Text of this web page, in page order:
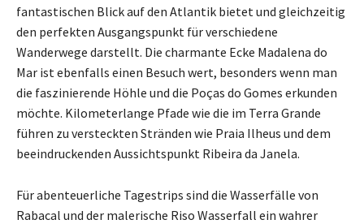
fantastischen Blick auf den Atlantik bietet und gleichzeitig
den perfekten Ausgangspunkt für verschiedene
Wanderwege darstellt. Die charmante Ecke Madalena do
Mar ist ebenfalls einen Besuch wert, besonders wenn man
die faszinierende Höhle und die Poças do Gomes erkunden
möchte. Kilometerlange Pfade wie die im Terra Grande
führen zu versteckten Stränden wie Praia Ilheus und dem
beeindruckenden Aussichtspunkt Ribeira da Janela.
Für abenteuerliche Tagestrips sind die Wasserfälle von
Rabacal und der malerische Riso Wasserfall ein wahrer